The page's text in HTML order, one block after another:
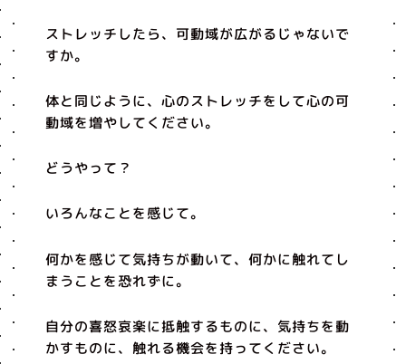
ストレッチしたら、可動域が広がるじゃないで
すか。
体と同じように、心のストレッチをして心の可
動域を増やしてください。
どうやって？
いろんなことを感じて。
何かを感じて気持ちが動いて、何かに触れてし
まうことを恐れずに。
自分の喜怒哀楽に抵触するものに、気持ちを動
かすものに、触れる機会を持ってください。